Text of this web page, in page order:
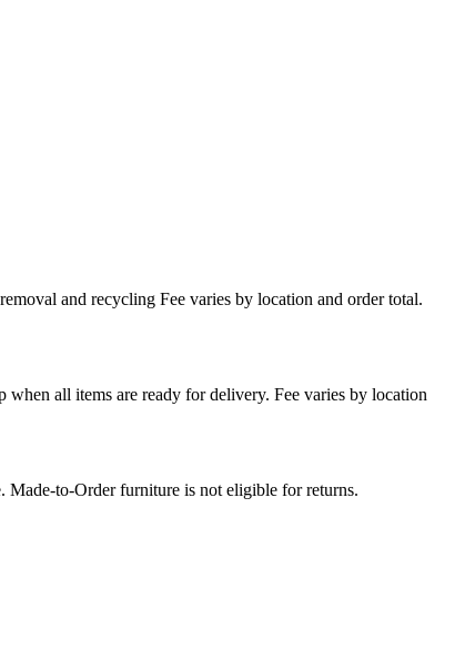
and recycling Fee varies by location and order total.
all items are ready for delivery. Fee varies by location
Made-to-Order furniture is not eligible for returns.